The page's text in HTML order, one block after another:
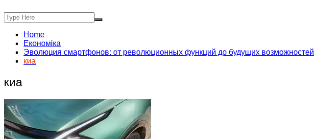
Home
Економіка
Эволюция смартфонов: от революционных функций до будущих возможностей
киа
киа